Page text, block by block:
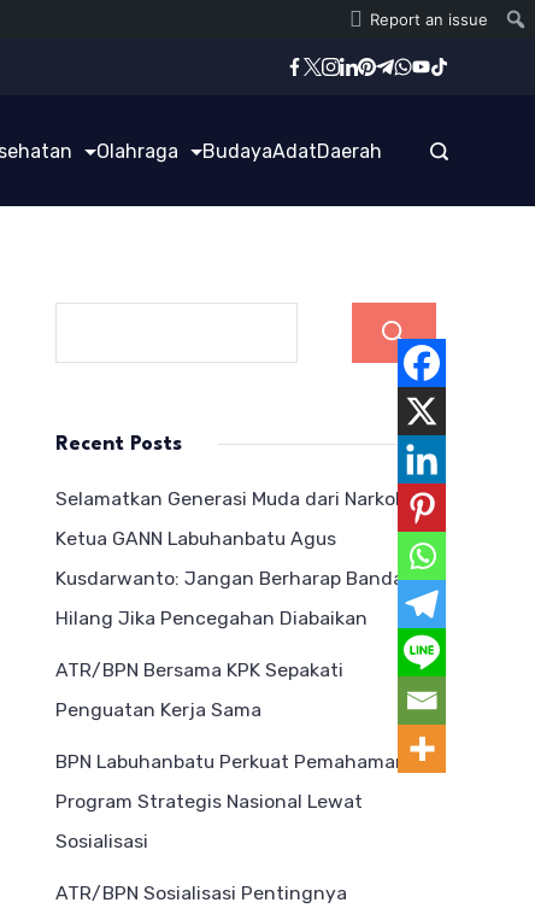
Report an issue
Olahraga BudayaAdatDaerah
Recent Posts
Selamatkan Generasi Muda dari Narkoba,
Ketua GANN Labuhanbatu Agus
Kusdarwanto: Jangan Berharap Bandar
Hilang Jika Pencegahan Diabaikan
ATR/BPN Bersama KPK Sepakati
Penguatan Kerja Sama
BPN Labuhanbatu Perkuat Pemahaman
Program Strategis Nasional Lewat
Sosialisasi
ATR/BPN Sosialisasi Pentingnya